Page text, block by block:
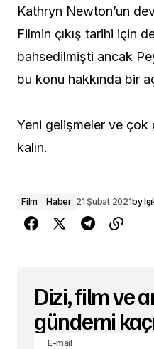
Kathryn Newton’un
Filmin çıkış tarihi için
bahsedilmişti ancak
bu konu hakkında bir
Yeni gelişmeler ve çok
kalın.
Film Haber 21 Şubat 2021by
Dizi, film ve
gündemi
E-mail